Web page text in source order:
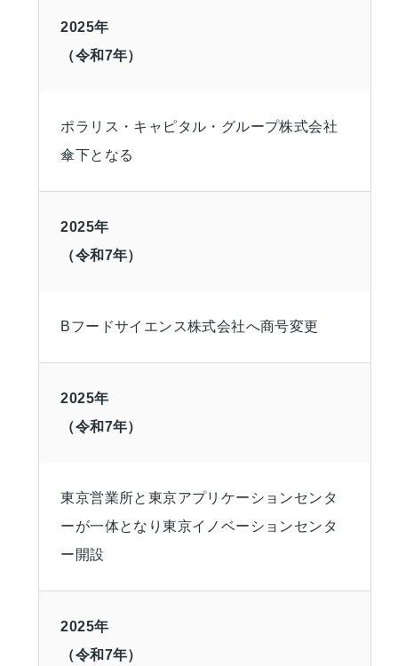
2025年
（令和7年）
ポラリス・キャピタル・グループ株式会社
傘下となる
2025年
（令和7年）
Bフードサイエンス株式会社へ商号変更
2025年
（令和7年）
東京営業所と東京アプリケーションセンタ
ーが一体となり東京イノベーションセンタ
ー開設
2025年
（令和7年）